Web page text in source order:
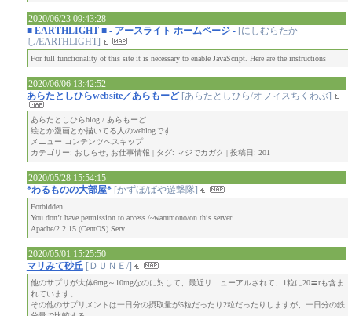
2020/06/23 09:43:28
■ EARTHLIGHT ■ - アースライト ホームページ - [にしむらたか
し/EARTHLIGHT]
For full functionality of this site it is necessary to enable JavaScript. Here are the instructions
2020/06/06 13:42:52
あらたとしひらwebsite／あらもーど [あらたとしひら/オフィスちくわぶ]
あらたとしひらblog / あらもーど
絵とか漫画とか描いてる人のweblogです
メニュー コンテンツへスキップ
カテゴリー: おしらせ, お仕事情報 | タグ: マジでカガク | 投稿日: 201
2020/05/28 15:54:15
*わるものの大部屋* [かずほ/ぱや遊撃隊]
Forbidden
You don’t have permission to access /~warumono/on this server.
Apache/2.2.15 (CentOS) Serv
2020/05/01 15:25:50
マリみて砂丘 [ＤＵＮＥ/]
他のサプリが大体6mg～10mgなのに対して、最近リニューアルされて、1粒に20〓rも含ま
れています。
その他のサプリメントは一日分の摂取量が5粒だったり2粒だったりしますが、一日分の鉄